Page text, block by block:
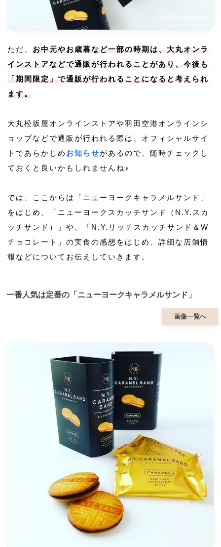
ただ、 お中元やお歳暮など一部の時期は、大丸オンラ
インストアなどで通販が行われることがあり、今後も
「期間限定」で通販が行われることになると考えられ
ます。
大丸松坂屋オンラインストアや羽田空港オンラインシ
ョップなどで通販が行われる際は、オフィシャルサイ
トであらかじめ お知らせがあるので、随時チェックし
ておくと良いかもしれませんね♪
では、ここからは「ニューヨークキャラメルサンド」
をはじめ、「ニューヨークスカッチサンド（N.Y.スカ
ッチサンド）」や、「N.Y.リッチスカッチサンド＆W
チョコレート」の実食の感想をはじめ、詳細な店舗情
報などについてお伝えしていきます。
一番人気は定番の「ニューヨークキャラメルサンド」
画像一覧へ